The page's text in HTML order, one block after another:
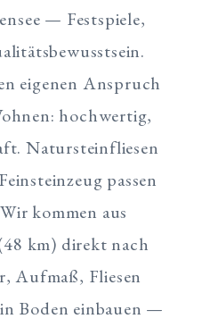
— Festspiele,
eigenen Anspruch
hochwertig,
Natursteinfliesen
passen
kommen aus
km) direkt nach
Aufmaß, Fliesen
Boden einbauen —